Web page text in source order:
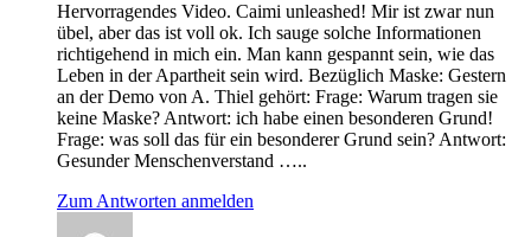
Hervorragendes Video. Caimi unleashed! Mir ist zwar nun
übel, aber das ist voll ok. Ich sauge solche Informationen
richtigehend in mich ein. Man kann gespannt sein, wie das
Leben in der Apartheit sein wird. Bezüglich Maske: Gestern
an der Demo von A. Thiel gehört: Frage: Warum tragen sie
keine Maske? Antwort: ich habe einen besonderen Grund!
Frage: was soll das für ein besonderer Grund sein? Antwort:
Gesunder Menschenverstand …..
Zum Antworten anmelden